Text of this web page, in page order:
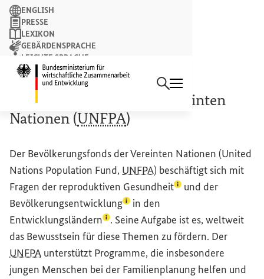
Suchbegriff
Suchen
ENGLISH
PRESSE
LEXIKON
GEBÄRDENSPRACHE
LEICHTE SPRACHE
NEWSLETTER
Bevölkerungsfonds der Vereinten
Nationen (UNFPA)
Der Bevölkerungsfonds der Vereinten Nationen (United
Nations Population Fund, UNFPA) beschäftigt sich mit
Fragen der reproduktiven Gesundheit(Lexikon-Eintrag
und der
Bevölkerungsentwicklung(Lexikon-Eintrag zum Begriff
in den
Entwicklungsländern(Lexikon-Eintrag zum Begriff
. Seine Aufgabe ist es, weltweit
das Bewusstsein für diese Themen zu fördern. Der
UNFPA unterstützt Programme, die insbesondere
jungen Menschen bei der Familienplanung helfen und